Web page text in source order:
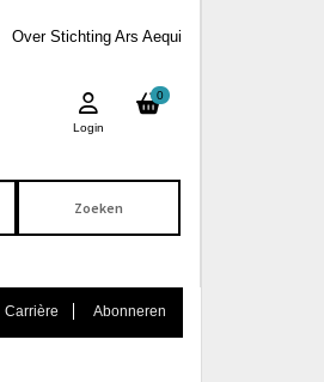
Over Stichting Ars Aequi
0
Login
Carrière Abonneren